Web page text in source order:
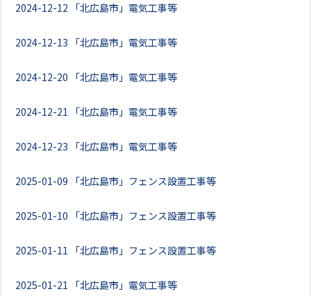
2024-12-12 「北広島市」電気工事等
2024-12-13 「北広島市」電気工事等
2024-12-20 「北広島市」電気工事等
2024-12-21 「北広島市」電気工事等
2024-12-23 「北広島市」電気工事等
2025-01-09 「北広島市」フェンス設置工事等
2025-01-10 「北広島市」フェンス設置工事等
2025-01-11 「北広島市」フェンス設置工事等
2025-01-21 「北広島市」電気工事等